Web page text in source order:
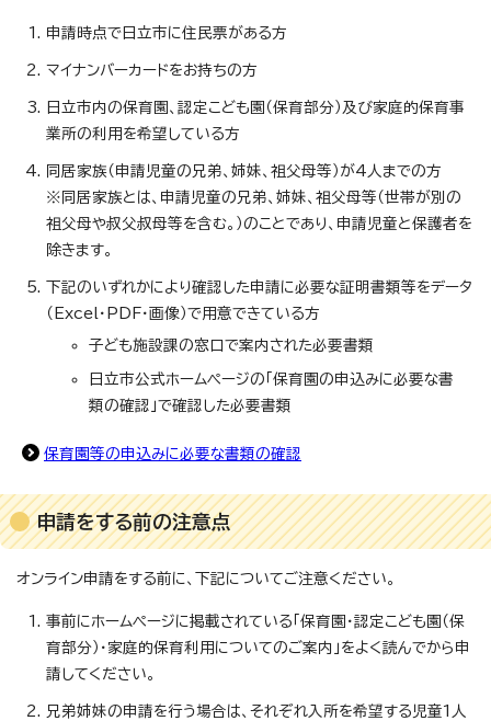
申請時点で日立市に住民票がある方
マイナンバーカードをお持ちの方
日立市内の保育園、認定こども園（保育部分）及び家庭的保育事
業所の利用を希望している方
同居家族（申請児童の兄弟、姉妹、祖父母等）が4人までの方
※同居家族とは、申請児童の兄弟、姉妹、祖父母等（世帯が別の
祖父母や叔父叔母等を含む。）のことであり、申請児童と保護者を
除きます。
下記のいずれかにより確認した申請に必要な証明書類等をデータ
（Excel・PDF・画像）で用意できている方
子ども施設課の窓口で案内された必要書類
日立市公式ホームページの「保育園の申込みに必要な書
類の確認」で確認した必要書類
保育園等の申込みに必要な書類の確認
申請をする前の注意点
オンライン申請をする前に、下記についてご注意ください。
事前にホームページに掲載されている「保育園・認定こども園（保
育部分）・家庭的保育利用についてのご案内」をよく読んでから申
請してください。
兄弟姉妹の申請を行う場合は、それぞれ入所を希望する児童1人